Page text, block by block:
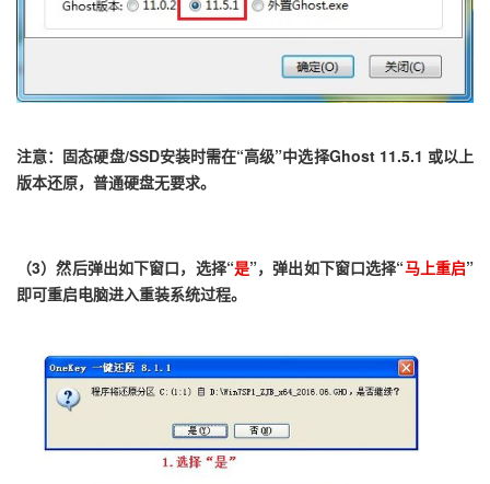
注意： 固态硬盘/SSD安装时需在“高级”中选择Ghost 11.5.1 或以上
版本还原，普通硬盘无要求。
（3）然后弹出如下窗口，选择“是”，弹出如下窗口选择“马上重启”
即可重启电脑进入重装系统过程。